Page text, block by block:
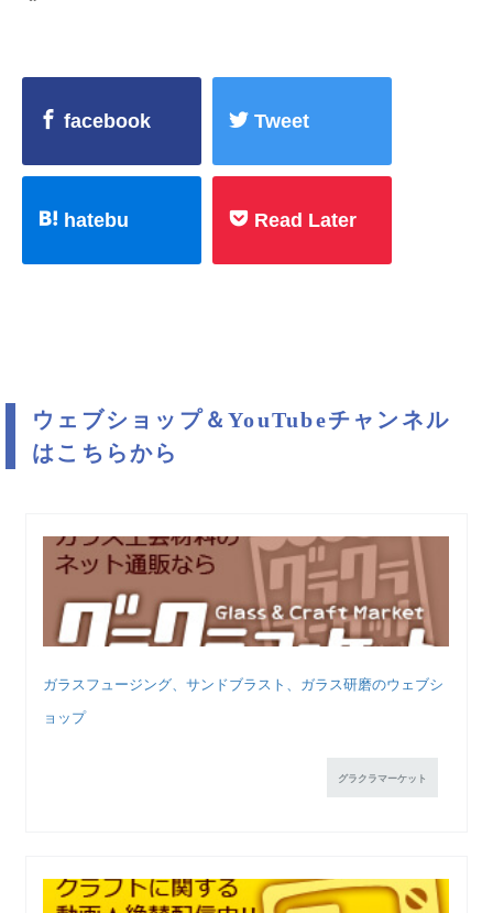
facebook Tweet
hatebu Read Later
ウェブショップ＆YouTubeチャンネル
はこちらから
ガラスフュージング、サンドブラスト、ガラス研磨のウェブシ
ョップ
グラクラマーケット